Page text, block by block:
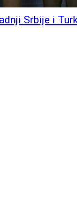
Srbije i